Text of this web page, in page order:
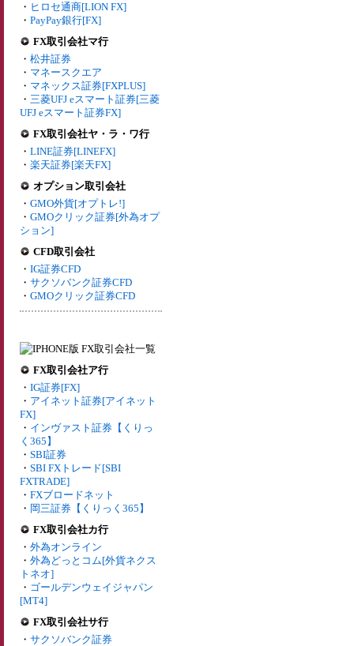
・ ヒロセ通商[LION FX]
・ PayPay銀行[FX]
FX取引会社マ行
・ 松井証券
・ マネースクエア
・ マネックス証券[FXPLUS]
・ 三菱UFJ eスマート証券[三菱
UFJ eスマート証券FX]
FX取引会社ヤ・ラ・ワ行
・ LINE証券[LINEFX]
・ 楽天証券[楽天FX]
オプション取引会社
・ GMO外貨[オプトレ!]
・ GMOクリック証券[外為オプ
ション]
CFD取引会社
・ IG証券CFD
・ サクソバンク証券CFD
・ GMOクリック証券CFD
FX取引会社ア行
・ IG証券[FX]
・ アイネット証券[アイネット
FX]
・ インヴァスト証券【くりっ
く365】
・ SBI証券
・ SBI FXトレード[SBI
FXTRADE]
・ FXブロードネット
・ 岡三証券【くりっく365】
FX取引会社カ行
・ 外為オンライン
・ 外為どっとコム[外貨ネクス
トネオ]
・ ゴールデンウェイジャパン
[MT4]
FX取引会社サ行
・ サクソバンク証券